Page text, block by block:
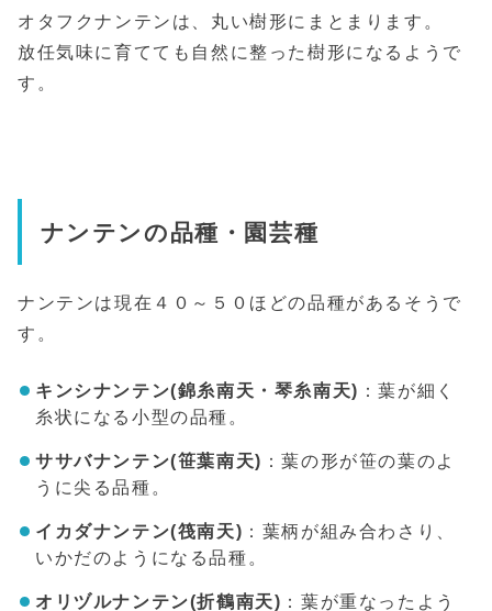
オタフクナンテンは、丸い樹形にまとまります。
放任気味に育てても自然に整った樹形になるようで
す。
ナンテンの品種・園芸種
ナンテンは現在４０～５０ほどの品種があるそうで
す。
キンシナンテン(錦糸南天・琴糸南天) ：葉が細く
糸状になる小型の品種。
ササバナンテン(笹葉南天) ：葉の形が笹の葉のよ
うに尖る品種。
イカダナンテン(筏南天) ：葉柄が組み合わさり、
いかだのようになる品種。
オリヅルナンテン(折鶴南天) ：葉が重なったよう